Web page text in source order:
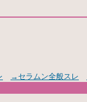
→セラムン全般スレ